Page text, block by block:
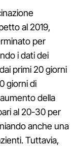
al 2019,
per
i dati dei
primi 20 giorni
giorni di
della
al 20-30 per
anche una
Tuttavia,